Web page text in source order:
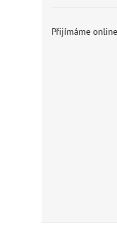
Přijímáme